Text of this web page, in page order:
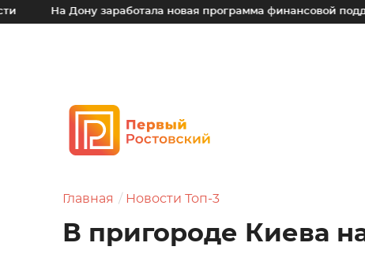
На Дону заработала новая программа финансовой
Главная Новости Топ-3
В пригороде Киева